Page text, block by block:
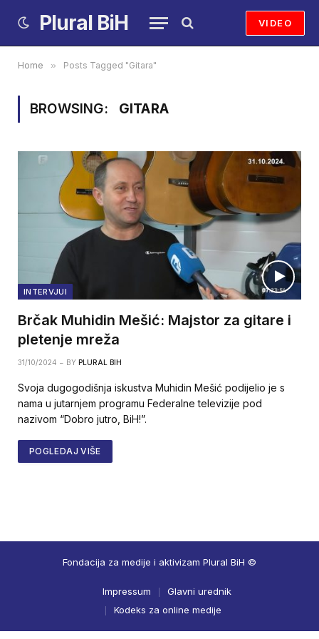
Plural BiH VIDEO
Home » Posts Tagged "Gitara"
BROWSING: GITARA
INTERVJUI
Brčak Muhidin Mešić: Majstor za gitare i
pletenje mreža
31/10/2024 BY PLURAL BIH
Svoja dugogodišnja iskustva Muhidin Mešić podijelio je s
nama u jutarnjem programu Federalne televizije pod
nazivom “Dobro jutro, BiH!”.
POGLEDAJ VIŠE
Fondacija za medije i aktivizam Plural BiH ©
Impressum
Glavni urednik
Kodeks za online medije